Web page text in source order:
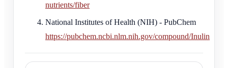
nutrients/fiber
National Institutes of Health (NIH) - PubChem
https://pubchem.ncbi.nlm.nih.gov/compound/Inulin